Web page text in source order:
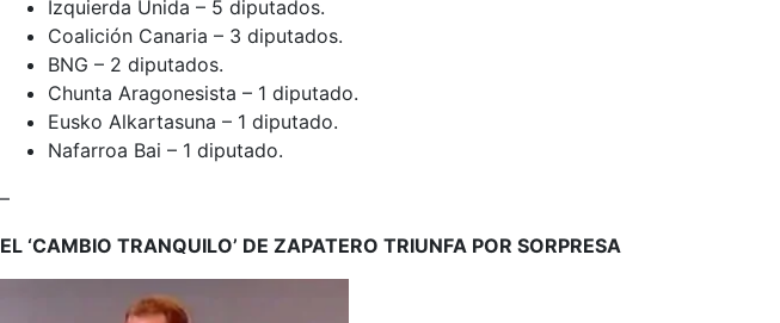
Izquierda Unida – 5 diputados.
Coalición Canaria – 3 diputados.
BNG – 2 diputados.
Chunta Aragonesista – 1 diputado.
Eusko Alkartasuna – 1 diputado.
Nafarroa Bai – 1 diputado.
–
EL ‘CAMBIO TRANQUILO’ DE ZAPATERO TRIUNFA POR SORPRESA